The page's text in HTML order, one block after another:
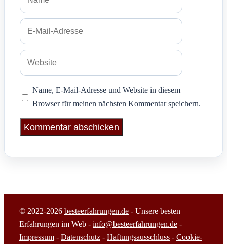
E-
Adresse
Website
Name, E-Mail-Adresse und Website in diesem
Browser für meinen nächsten Kommentar speichern.
© 2022-2026 besteerfahrungen.de - Unsere besten
Erfahrungen im Web - info@besteerfahrungen.de -
Impressum - Datenschutz - Haftungsausschluss - Cookie-